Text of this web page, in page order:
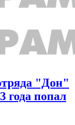
"Дон"
года попал